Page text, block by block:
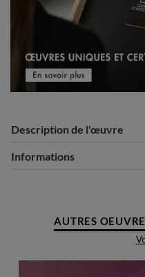
Description de l'œuvre
Informations
AUTRES